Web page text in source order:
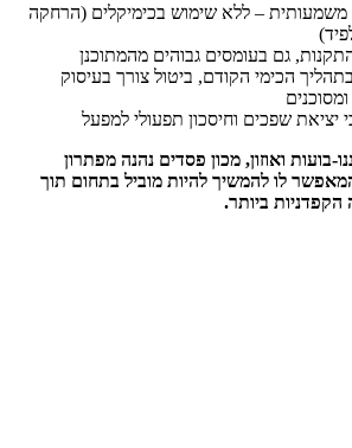
משמעותית – ללא שימוש בכימיקלים (הרחקה
גם בעומסים גבוהים מהמתוכנן
הכימי הקודם, ביטול צורך בעיסוק
יציאת שפכים וחיסכון תפעולי למפעל
בועות ואוזון, מכון פסדים נהנה מפתרון
המאפשר לו להמשיך להיות מוביל בתחום תוך
ביותר.